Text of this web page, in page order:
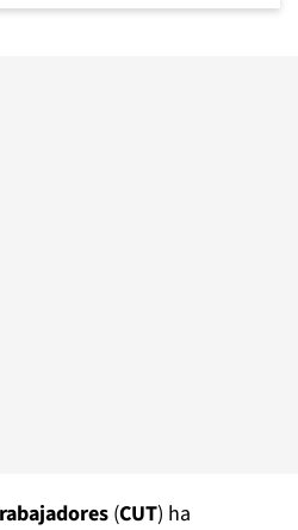
(CUT) ha